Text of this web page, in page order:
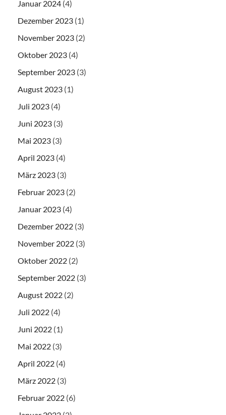
Januar 2024 (4)
Dezember 2023 (1)
November 2023 (2)
Oktober 2023 (4)
September 2023 (3)
August 2023 (1)
Juli 2023 (4)
Juni 2023 (3)
Mai 2023 (3)
April 2023 (4)
März 2023 (3)
Februar 2023 (2)
Januar 2023 (4)
Dezember 2022 (3)
November 2022 (3)
Oktober 2022 (2)
September 2022 (3)
August 2022 (2)
Juli 2022 (4)
Juni 2022 (1)
Mai 2022 (3)
April 2022 (4)
März 2022 (3)
Februar 2022 (6)